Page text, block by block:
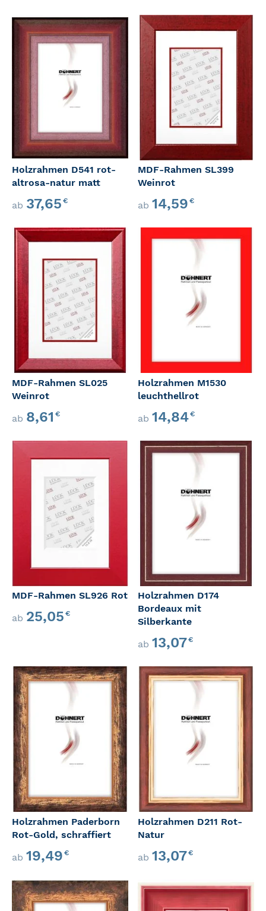
Holzrahmen D541 rot-
altrosa-natur matt
ab 37,65€
MDF-Rahmen SL399
Weinrot
ab 14,59€
MDF-Rahmen SL025
Weinrot
ab 8,61€
Holzrahmen M1530
leuchthellrot
ab 14,84€
MDF-Rahmen SL926 Rot
ab 25,05€
Holzrahmen D174
Bordeaux mit
Silberkante
ab 13,07€
Holzrahmen Paderborn
Rot-Gold, schraffiert
ab 19,49€
Holzrahmen D211 Rot-
Natur
ab 13,07€